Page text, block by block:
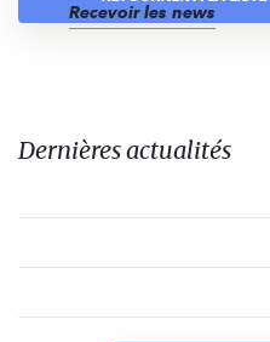
Recevoir les news
Dernières actualités